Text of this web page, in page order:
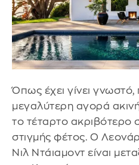
Όπως έχει γίνει γνωστό,
μεγαλύτερη αγορά
το τέταρτο ακριβότερο
στιγμής φέτος. Ο
Νιλ Ντάιαμοντ είναι